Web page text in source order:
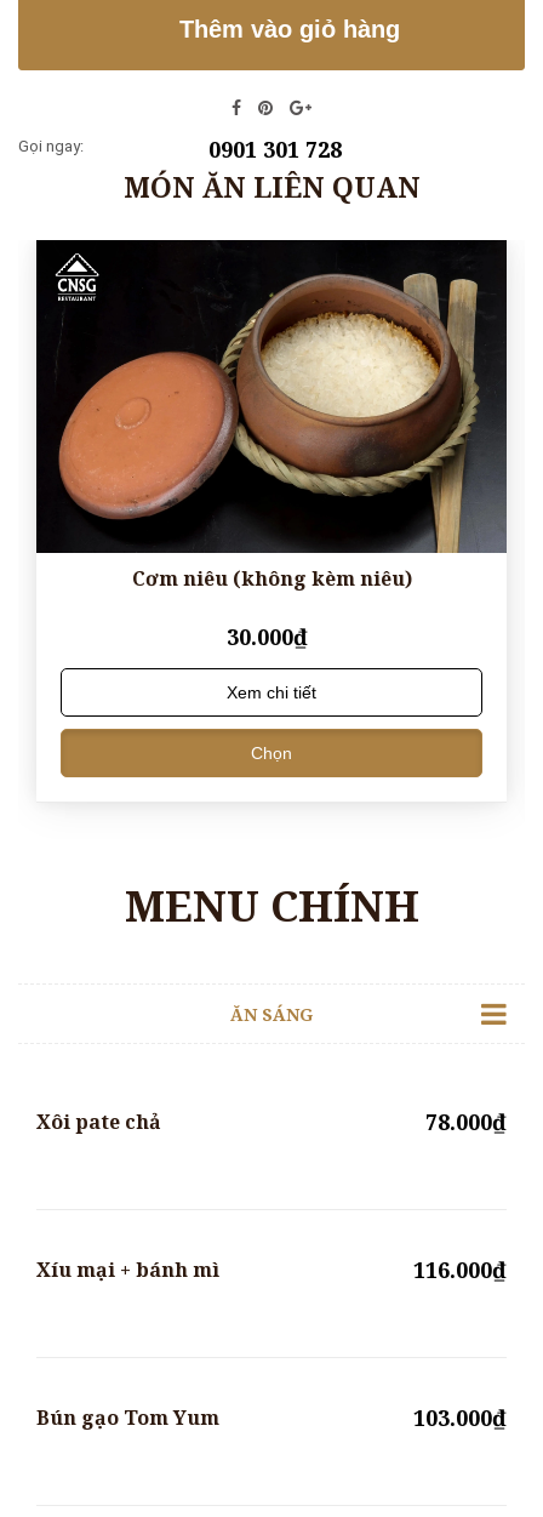
Thêm vào giỏ hàng
Gọi ngay: 0901 301 728
MÓN ĂN LIÊN QUAN
Cơm niêu (không kèm niêu)
30.000₫
Xem chi tiết
Chọn
MENU CHÍNH
ĂN SÁNG
Xôi pate chả 78.000₫
Xíu mại + bánh mì 116.000₫
Bún gạo Tom Yum 103.000₫